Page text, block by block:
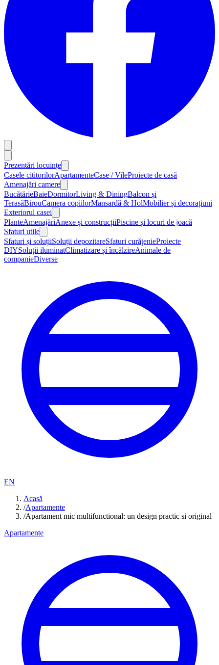
Prezentări locuințe
Casele cititorilorApartamenteCase / VileProiecte de casă
Amenajări camere
BucătărieBaieDormitorLiving & DiningBalcon și
TerasăBirouCamera copiilorMansardă & HolMobilier și decorațiuni
Exteriorul casei
PlanteAmenajăriAnexe și construcțiiPiscine și locuri de joacă
Sfaturi utile
Sfaturi și soluțiiSoluții depozitareSfaturi curățenieProiecte
DIYSoluții iluminatClimatizare și încălzireAnimale de
companieDiverse
EN
Acasă
/Apartamente
/Apartament mic multifunctional: un design practic si original
Apartamente